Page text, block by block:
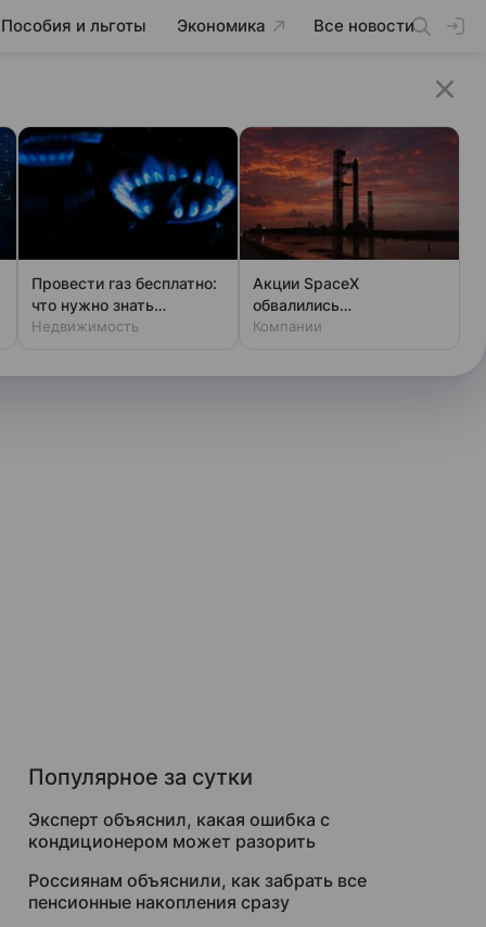
Пособия и льготы Экономика Все новости
Популярное за сутки
Эксперт объяснил, какая ошибка с
кондиционером может разорить
Россиянам объяснили, как забрать все
пенсионные накопления сразу
Провести газ бесплатно:
что нужно знать
владельцам дач
Недвижимость
Акции SpaceX
обвалились
одновременно с аварией
Компании